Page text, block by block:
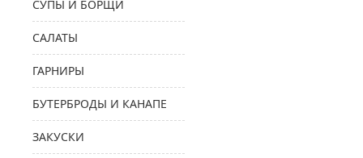
СУПЫ И БОРЩИ
САЛАТЫ
ГАРНИРЫ
БУТЕРБРОДЫ И КАНАПЕ
ЗАКУСКИ